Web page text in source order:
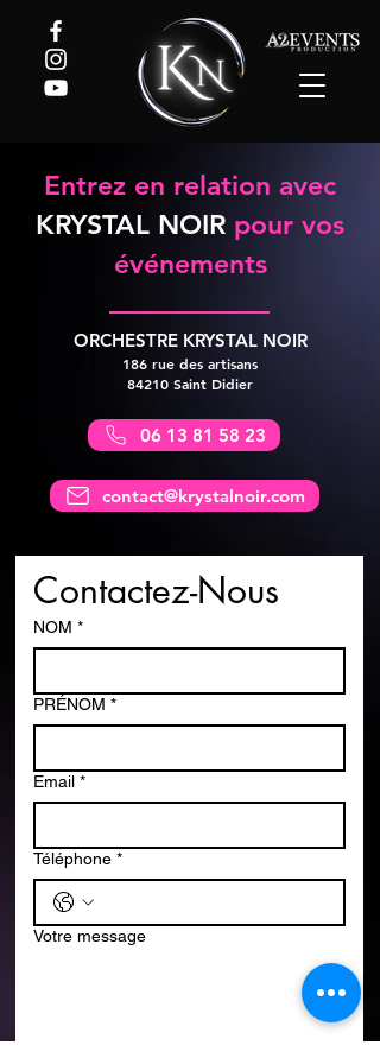
Entrez en relation avec
KRYSTAL NOIR pour vos
événements
ORCHESTRE KRYSTAL NOIR
186 rue des artisans
84210 Saint Didier
06 13 81 58 23
contact@krystalnoir.com
Contactez-Nous
NOM *
PRÉNOM *
Email *
Téléphone *
Votre message